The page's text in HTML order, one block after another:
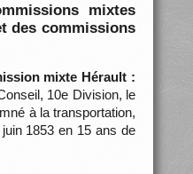
mixtes
des commissions
mixte Hérault :
10e Division, le
à la transportation,
1853 en 15 ans de